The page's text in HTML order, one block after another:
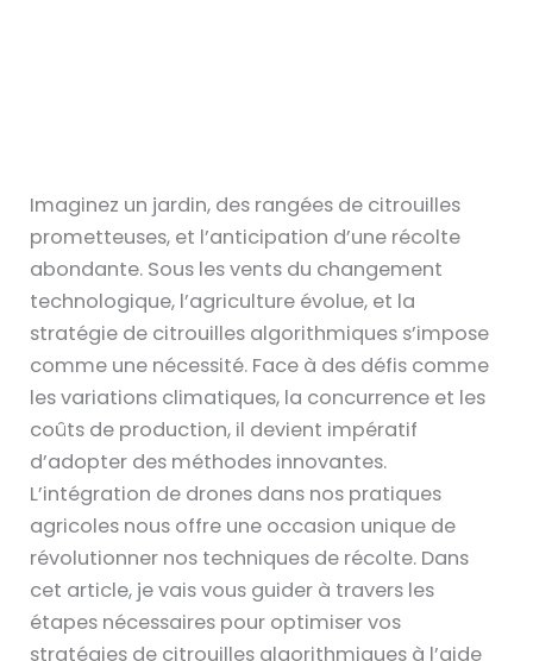
Imaginez un jardin, des rangées de citrouilles
prometteuses, et l’anticipation d’une récolte
abondante. Sous les vents du changement
technologique, l’agriculture évolue, et la
stratégie de citrouilles algorithmiques s’impose
comme une nécessité. Face à des défis comme
les variations climatiques, la concurrence et les
coûts de production, il devient impératif
d’adopter des méthodes innovantes.
L’intégration de drones dans nos pratiques
agricoles nous offre une occasion unique de
révolutionner nos techniques de récolte. Dans
cet article, je vais vous guider à travers les
étapes nécessaires pour optimiser vos
stratégies de citrouilles algorithmiques à l’aide